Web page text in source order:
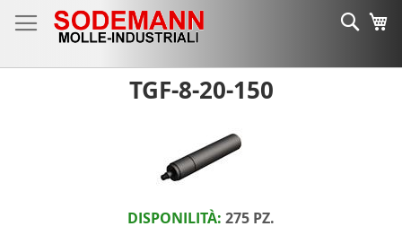
al
contenuto
Cerca
TGF-8-20-150
DISPONILITÀ: 275 PZ.